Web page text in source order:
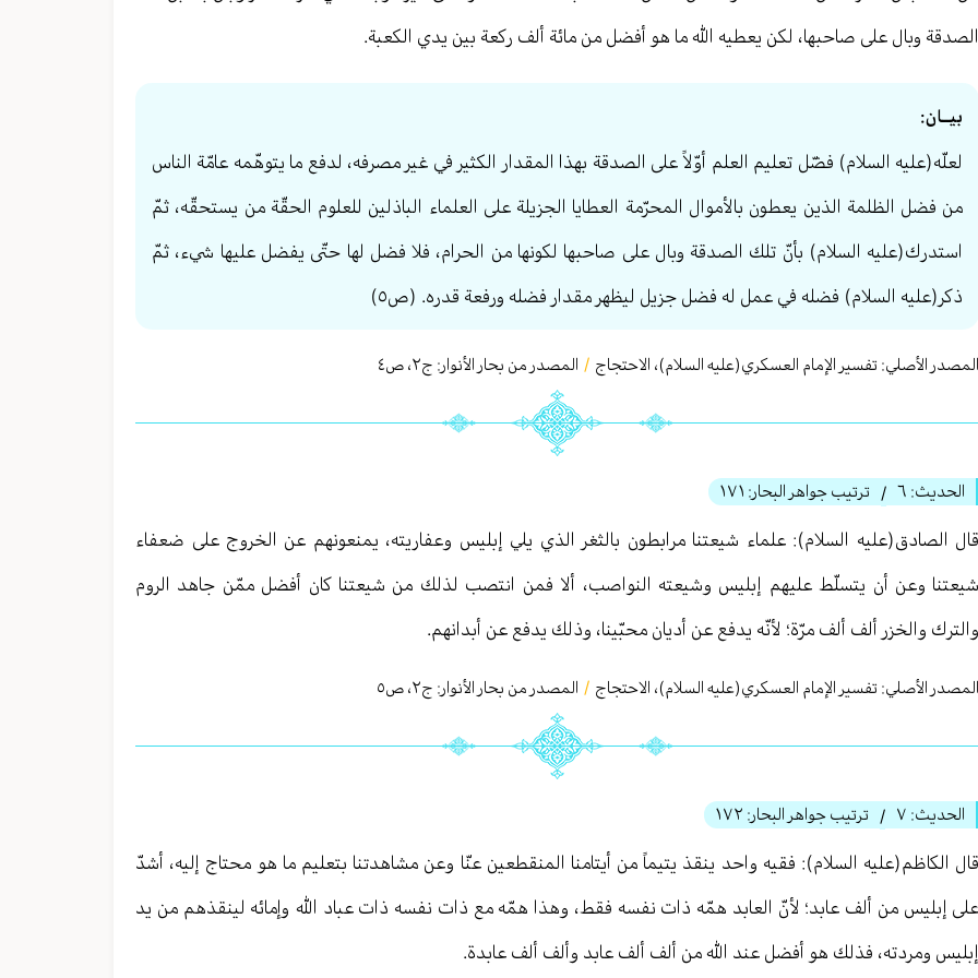
وبال على صاحبها، لكن يعطيه الله ما هو أفضل من مائة ألف ركعة بين يدي الكعبة.
بيــان:
لعلّه(عليه السلام) فضّل تعليم العلم أوّلاً على الصدقة بهذا المقدار الكثير في غير مصرفه، لدفع ما يتوهّمه عامّة الناس
من فضل الظلمة الذين يعطون بالأموال المحرّمة العطايا الجزيلة على العلماء الباذلين للعلوم الحقّة من يستحقّه، ثمّ
استدرك(عليه السلام) بأنّ تلك الصدقة وبال على صاحبها لكونها من الحرام، فلا فضل لها حتّى يفضل عليها شيء، ثمّ
ذكر(عليه السلام) فضله في عمل له فضل جزيل ليظهر مقدار فضله ورفعة قدره. (ص٥)
الأصلي: تفسير الإمام العسكري(عليه السلام)، الاحتجاج / المصدر من بحار الأنوار: ج٢، ص٤
الحديث: ٦ / ترتيب جواهر البحار: ١٧١
الصادق(عليه السلام): علماء شيعتنا مرابطون بالثغر الذي يلي إبليس وعفاريته، يمنعونهم عن الخروج على ضعفاء
وعن أن يتسلّط عليهم إبليس وشيعته النواصب، ألا فمن انتصب لذلك من شيعتنا كان أفضل ممّن جاهد الروم
والخزر ألف ألف مرّة؛ لأنّه يدفع عن أديان محبّينا، وذلك يدفع عن أبدانهم.
الأصلي: تفسير الإمام العسكري(عليه السلام)، الاحتجاج / المصدر من بحار الأنوار: ج٢، ص٥
الحديث: ٧ / ترتيب جواهر البحار: ١٧٢
الكاظم(عليه السلام): فقيه واحد ينقذ يتيماً من أيتامنا المنقطعين عنّا وعن مشاهدتنا بتعليم ما هو محتاج إليه، أشدّ
إبليس من ألف عابد؛ لأنّ العابد همّه ذات نفسه فقط، وهذا همّه مع ذات نفسه ذات عباد الله وإمائه لينقذهم من يد
ومردته، فذلك هو أفضل عند الله من ألف ألف عابد وألف ألف عابدة.